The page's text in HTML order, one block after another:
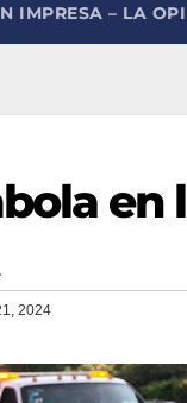
IMPRESA – LA
2024